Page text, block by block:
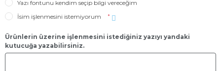
Yazı fontunu kendim seçip bilgi vereceğim
İsim işlenmesini istemiyorum
*
Ürünlerin üzerine işlenmesini istediğiniz yazıyı yandaki
kutucuğa yazabilirsiniz.